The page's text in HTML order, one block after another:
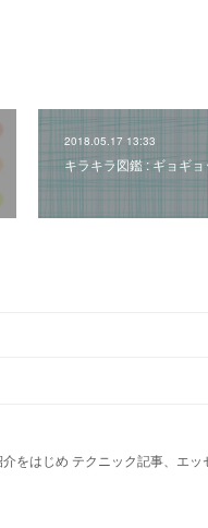
2018.05.17 13:33
キラキラ図鑑 : ギョギョ
をはじめ テクニック記事、エ